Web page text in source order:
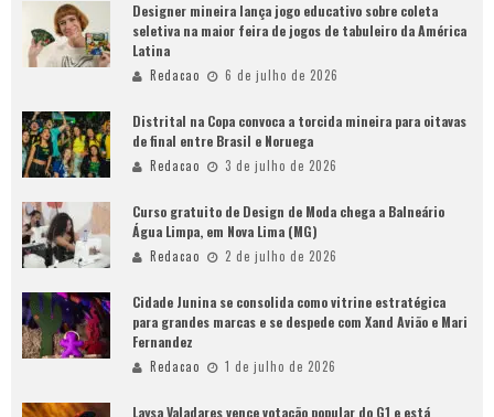
Designer mineira lança jogo educativo sobre coleta
seletiva na maior feira de jogos de tabuleiro da América
Latina
Redacao 6 de julho de 2026
Distrital na Copa convoca a torcida mineira para oitavas
de final entre Brasil e Noruega
Redacao 3 de julho de 2026
Curso gratuito de Design de Moda chega a Balneário
Água Limpa, em Nova Lima (MG)
Redacao 2 de julho de 2026
Cidade Junina se consolida como vitrine estratégica
para grandes marcas e se despede com Xand Avião e Mari
Fernandez
Redacao 1 de julho de 2026
Laysa Valadares vence votação popular do G1 e está